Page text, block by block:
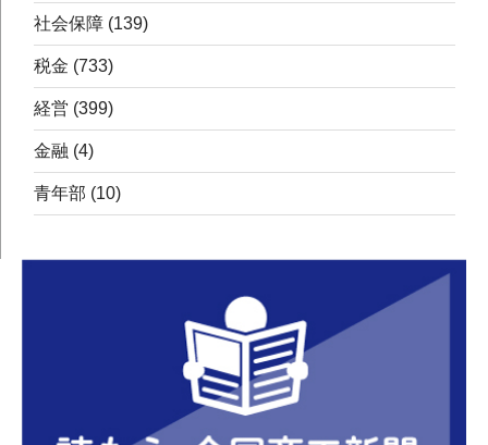
社会保障 (139)
税金 (733)
経営 (399)
金融 (4)
青年部 (10)